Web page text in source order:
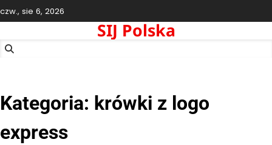
Skip
to
czw., sie 6, 2026
SIJ Polska
Kategoria: krówki z logo
express